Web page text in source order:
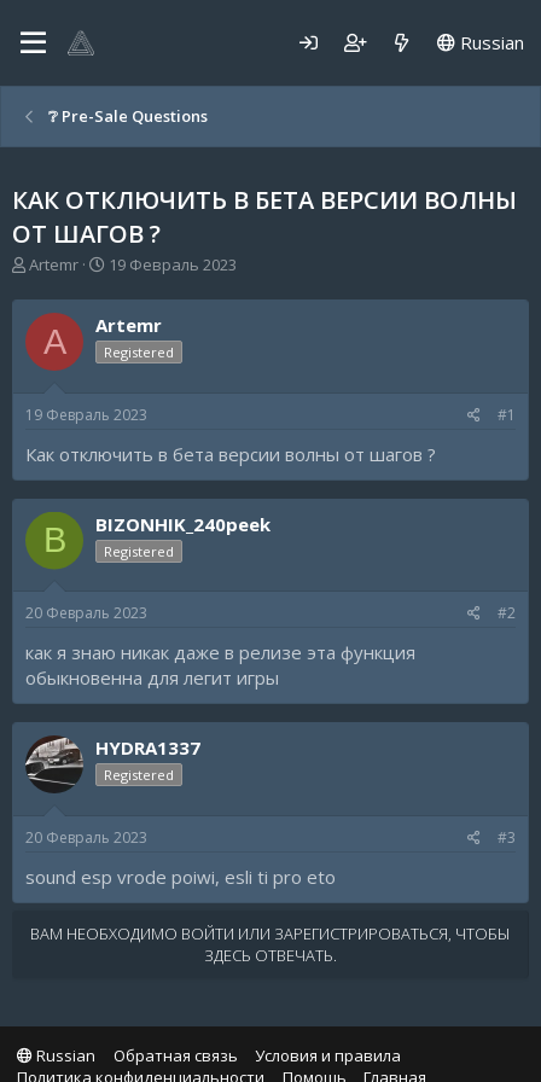
Russian
❔ Pre-Sale Questions
КАК ОТКЛЮЧИТЬ В БЕТА ВЕРСИИ ВОЛНЫ
ОТ ШАГОВ ?
А
т
о
р
м
Artemr
Д
т
а
н
а
а
19 Февраль 2023
A Artemr
Registered
19 Февраль 2023 #1
Как отключить в бета версии волны от шагов ?
B BIZONHIK_240peek
Registered
20 Февраль 2023 #2
как я знаю никак даже в релизе эта функция
обыкновенна для легит игры
HYDRA1337
Registered
20 Февраль 2023 #3
sound esp vrode poiwi, esli ti pro eto
ВАМ НЕОБХОДИМО ВОЙТИ ИЛИ ЗАРЕГИСТРИРОВАТЬСЯ, ЧТОБЫ
ЗДЕСЬ ОТВЕЧАТЬ.
Russian Обратная связь
Условия и правила
Политика конфиденциальности
Помощь Главная